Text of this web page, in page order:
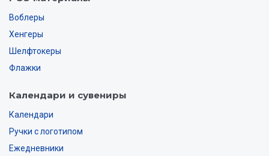
Воблеры
Хенгеры
Шелфтокеры
Флажки
Календари и сувениры
Календари
Ручки с логотипом
Ежедневники